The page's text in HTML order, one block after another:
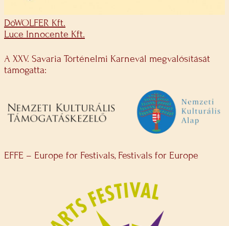
DöWOLFER Kft.
Luce Innocente Kft.
A XXV. Savaria Történelmi Karnevál megvalósítását
támogatta:
EFFE – Europe for Festivals, Festivals for Europe